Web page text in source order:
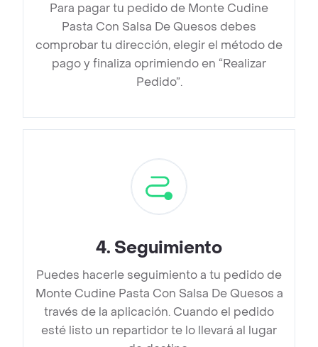
Para pagar tu pedido de Monte Cudine
Pasta Con Salsa De Quesos debes
comprobar tu dirección, elegir el método de
pago y finaliza oprimiendo en “Realizar
Pedido”.
4. Seguimiento
Puedes hacerle seguimiento a tu pedido de
Monte Cudine Pasta Con Salsa De Quesos a
través de la aplicación. Cuando el pedido
esté listo un repartidor te lo llevará al lugar